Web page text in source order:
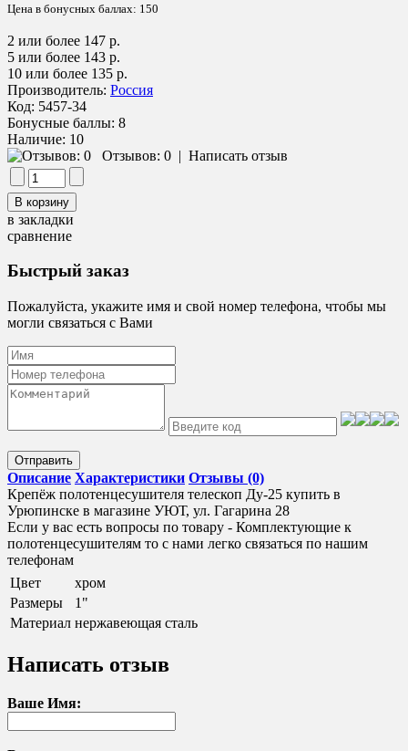
Цена в бонусных баллах: 150
2 или более 147 р.
5 или более 143 р.
10 или более 135 р.
Производитель: Россия
Код: 5457-34
Бонусные баллы: 8
Наличие: 10
Отзывов: 0 | Написать отзыв
в закладки
сравнение
Быстрый заказ
Пожалуйста, укажите имя и свой номер телефона, чтобы мы
могли связаться с Вами
Отправить
Описание Характеристики Отзывы (0)
Крепёж полотенцесушителя телескоп Ду-25 купить в
Урюпинске в магазине УЮТ, ул. Гагарина 28
Если у вас есть вопросы по товару - Комплектующие к
полотенцесушителям то с нами легко связаться по нашим
телефонам
Цвет
хром
Размеры
1"
Материал нержавеющая сталь
Написать отзыв
Ваше Имя: